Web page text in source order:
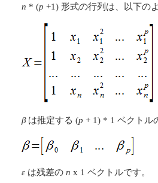
n * (p+1) 形式の行列は、以下の
β は推定する (p+ 1) * 1 ベクトル
ε は残差のnx 1 ベクトルです。